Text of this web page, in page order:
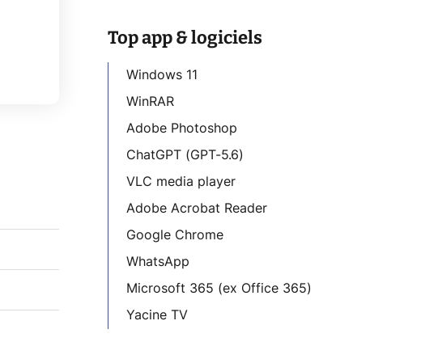
Top app & logiciels
Windows 11
WinRAR
Adobe Photoshop
ChatGPT (GPT-5.6)
VLC media player
Adobe Acrobat Reader
Google Chrome
WhatsApp
Microsoft 365 (ex Office 365)
Yacine TV